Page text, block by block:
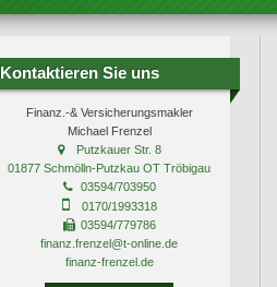
Kontaktieren Sie uns
Finanz.-& Versicherungsmakler
Michael Frenzel
Putzkauer Str. 8
01877 Schmölln-Putzkau OT Tröbigau
03594/703950
0170/1993318
03594/779786
finanz.frenzel@t-online.de
finanz-frenzel.de